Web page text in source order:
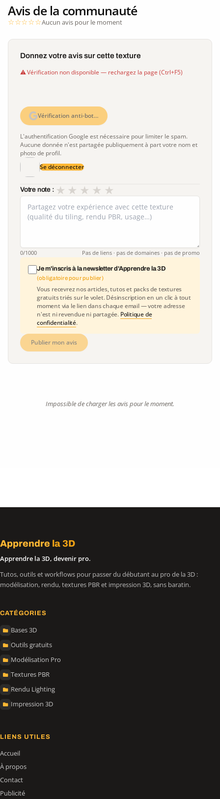
Avis de la communauté
Aucun avis pour le moment
Donnez votre avis sur cette texture
Vérification non disponible — rechargez la page (Ctrl+F5)
Vérification anti-bot…
L'authentification Google est nécessaire pour limiter le spam.
Aucune donnée n'est partagée publiquement à part votre nom et
photo de profil.
Se déconnecter
Votre note : ★
★
★
★
★
0/1000 Pas de liens · pas de domaines · pas de promo
Je m'inscris à la newsletter d'Apprendre la 3D
(obligatoire pour publier)
Vous recevrez nos articles, tutos et packs de textures
gratuits triés sur le volet. Désinscription en un clic à tout
moment via le lien dans chaque email — votre adresse
n'est ni revendue ni partagée. Politique de
confidentialité.
Publier mon avis
Impossible de charger les avis pour le moment.
Apprendre la 3D
Apprendre la 3D, devenir pro.
Tutos, outils et workflows pour passer du débutant au pro de la 3D :
modélisation, rendu, textures PBR et impression 3D, sans baratin.
CATÉGORIES
Bases 3D
Outils gratuits
Modélisation Pro
Textures PBR
Rendu Lighting
Impression 3D
LIENS UTILES
Accueil
À propos
Contact
Publicité